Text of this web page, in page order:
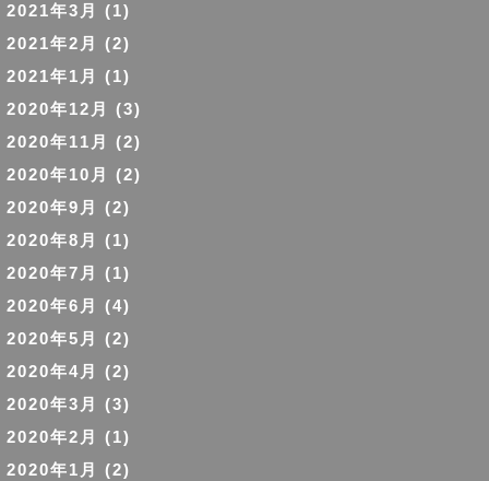
2021年3月
(1)
2021年2月
(2)
2021年1月
(1)
2020年12月
(3)
2020年11月
(2)
2020年10月
(2)
2020年9月
(2)
2020年8月
(1)
2020年7月
(1)
2020年6月
(4)
2020年5月
(2)
2020年4月
(2)
2020年3月
(3)
2020年2月
(1)
2020年1月
(2)